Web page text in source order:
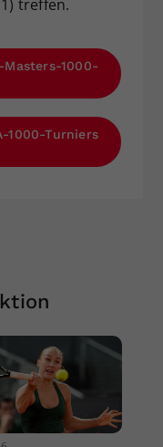
treffen.
Masters-1000-
1000-Turniers